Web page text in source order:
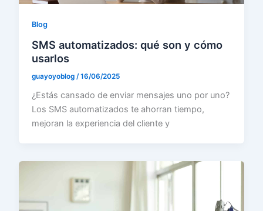
Blog
SMS automatizados: qué son y cómo
usarlos
guayoyoblog /16/06/2025
¿Estás cansado de enviar mensajes uno por uno?
Los SMS automatizados te ahorran tiempo,
mejoran la experiencia del cliente y